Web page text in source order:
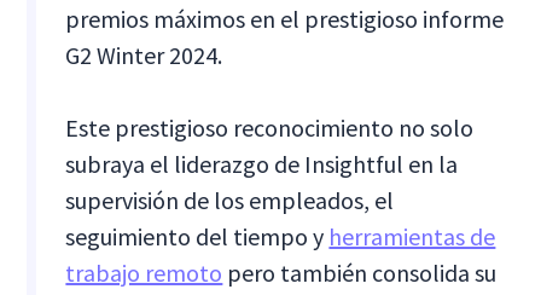
premios máximos en el prestigioso informe
G2 Winter 2024.
Este prestigioso reconocimiento no solo
subraya el liderazgo de Insightful en la
supervisión de los empleados, el
seguimiento del tiempo y herramientas de
trabajo remoto pero también consolida su